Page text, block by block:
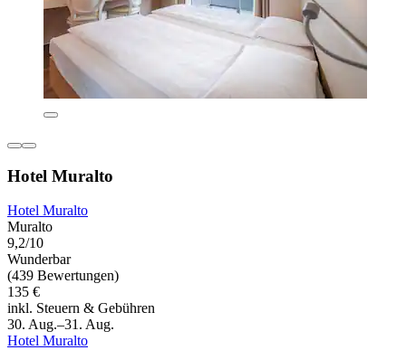
Hotel Muralto
Hotel Muralto
Muralto
9,2/10
Wunderbar
(439 Bewertungen)
135 €
inkl. Steuern & Gebühren
30. Aug.–31. Aug.
Hotel Muralto